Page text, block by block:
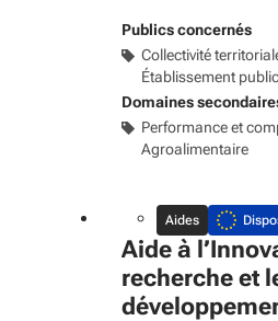
Publics concernés
Collectivité
Établissement public
Domaines
Performance et
Agroalimentaire
Aides
Aide à
recherche et